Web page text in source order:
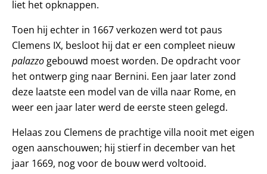
liet het opknappen.
Toen hij echter in 1667 verkozen werd tot paus
Clemens IX, besloot hij dat er een compleet nieuw
palazzo gebouwd moest worden. De opdracht voor
het ontwerp ging naar Bernini. Een jaar later zond
deze laatste een model van de villa naar Rome, en
weer een jaar later werd de eerste steen gelegd.
Helaas zou Clemens de prachtige villa nooit met eigen
ogen aanschouwen; hij stierf in december van het
jaar 1669, nog voor de bouw werd voltooid.